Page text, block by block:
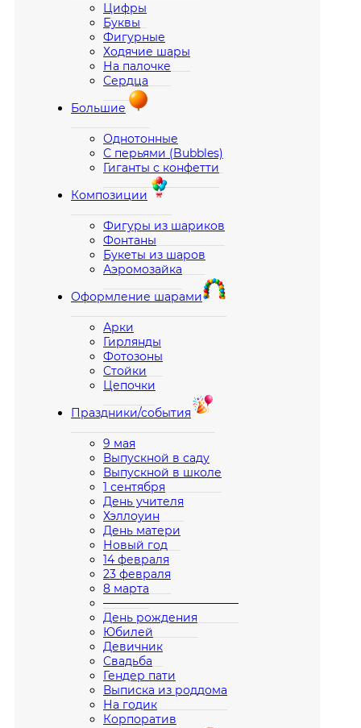
Цифры
Буквы
Фигурные
Ходячие шары
На палочке
Сердца
Большие
Однотонные
С перьями (Bubbles)
Гиганты с конфетти
Композиции
Фигуры из шариков
Фонтаны
Букеты из шаров
Аэромозайка
Оформление шарами
Арки
Гирлянды
Фотозоны
Стойки
Цепочки
Праздники/события
9 мая
Выпускной в саду
Выпускной в школе
1 сентября
День учителя
Хэллоуин
День матери
Новый год
14 февраля
23 февраля
8 марта
————————————
День рождения
Юбилей
Девичник
Свадьба
Гендер пати
Выписка из роддома
На годик
Корпоратив